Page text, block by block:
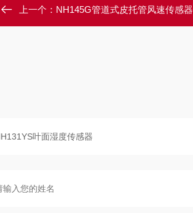
上一个： NH145G管道式皮托管风速传感器